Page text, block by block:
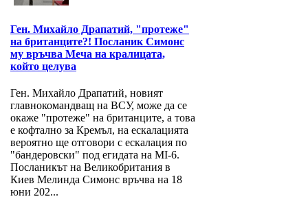
Ген. Михайло Драпатий, "протеже"
на британците?! Посланик Симонс
му връчва Меча на кралицата,
който целува
Ген. Михайло Драпатий, новият
главнокомандващ на ВСУ, може да се
окаже "протеже" на британците, а това
е кофтално за Кремъл, на ескалацията
вероятно ще отговори с ескалация по
"бандеровски" под егидата на MI-6.
Посланикът на Великобритания в
Киев Мелинда Симонс връчва на 18
юни 202...